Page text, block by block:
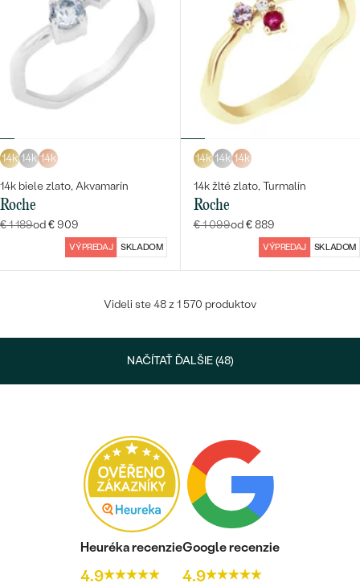
14k 14k 14k
14k biele zlato, Akvamarín
Roche
€ 1 189od € 909
VÝPREDAJ SKLADOM
14k 14k 14k
14k žlté zlato, Turmalín
Roche
€ 1 099od € 889
VÝPREDAJ SKLADOM
Videli ste 48 z 1 570 produktov
NAČÍTAŤ ĎALŠIE (48)
Heuréka recenzie
4.9
Google recenzie
4.9